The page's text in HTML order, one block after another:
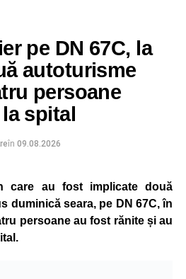
pe DN 67C, la
autoturisme
persoane
spital
în 09.08.2026
care au fost implicate două
duminică seara, pe DN 67C, în
persoane au fost rănite și au